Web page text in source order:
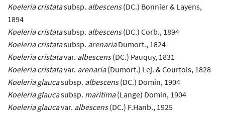
Koeleria cristatasubsp. albescens(DC.) Bonnier & Layens,
1894
Koeleria cristatasubsp. albescens(DC.) Corb., 1894
Koeleria cristatasubsp. arenariaDumort., 1824
Koeleria cristatavar. albescens(DC.) Pauquy, 1831
Koeleria cristatavar. arenaria(Dumort.) Lej. & Courtois, 1828
Koeleria glaucasubsp. albescens(DC.) Domin, 1904
Koeleria glaucasubsp. maritima(Lange) Domin, 1904
Koeleria glaucavar. albescens(DC.) F.Hanb., 1925